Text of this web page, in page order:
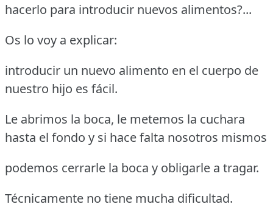
hacerlo para introducir nuevos alimentos?...
Os lo voy a explicar:
introducir un nuevo alimento en el cuerpo de
nuestro hijo es fácil.
Le abrimos la boca, le metemos la cuchara
hasta el fondo y si hace falta nosotros mismos
podemos cerrarle la boca y obligarle a tragar.
Técnicamente no tiene mucha dificultad.